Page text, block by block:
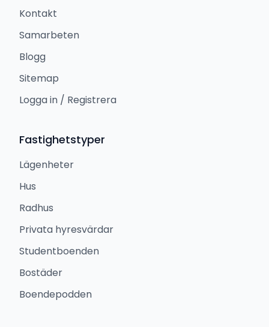
Kontakt
Samarbeten
Blogg
Sitemap
Logga in / Registrera
Fastighetstyper
Lägenheter
Hus
Radhus
Privata hyresvärdar
Studentboenden
Bostäder
Boendepodden